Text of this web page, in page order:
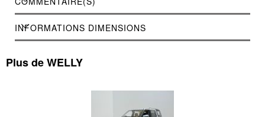
INFORMATIONS DIMENSIONS
Plus de WELLY